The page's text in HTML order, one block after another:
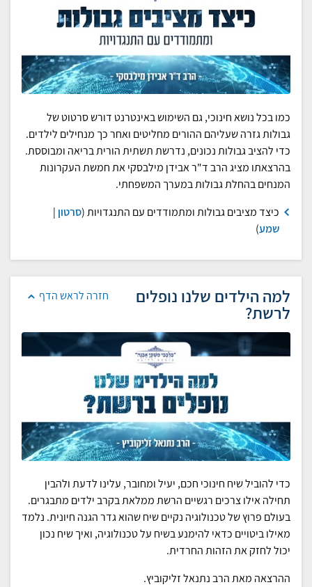
כמו בכל נושא חינוכי, גם השימוש באינטרנט דורש סרטוט של
גבולות גזרה שעליהם ההורים מחליטים ואחר כך מנחילים לילדים.
כדי להציב גבולות נכונים, נדרשת תשתית הורית בריאה ומבוססת.
בהרצאתו מציג הרב ד"ר אבידן מילבסקי את חמשת העקרונות
המנחים בהחלת גבולות במערך המשפחתי.
כיצד מציבים גבולות ומתמודדים עם התנגדויות (סרטון |
שמע)
חזרה לראש הדף למה הילדים שלנו נופלים
לרשת?
כדי להוביל שיח חינוכי חכם, יעיל ומחובר, עלינו לדעת ולהבין
תחילה אילו צרכים רגשיים הרשת ממלאת בקרב ילדים מתבגרים.
בעולם פרוץ של טכנולוגיה נקיים שיח שהוא גדר הגנה חיונית. נלמד
מאילו ביטויים כדאי להימנע בשיח על טכנולוגיה, ואיך שיח נכון
יכול לחזק את הזהות החרדית.
ההרצאה מאת הרב נתנאל זליקוביץ.